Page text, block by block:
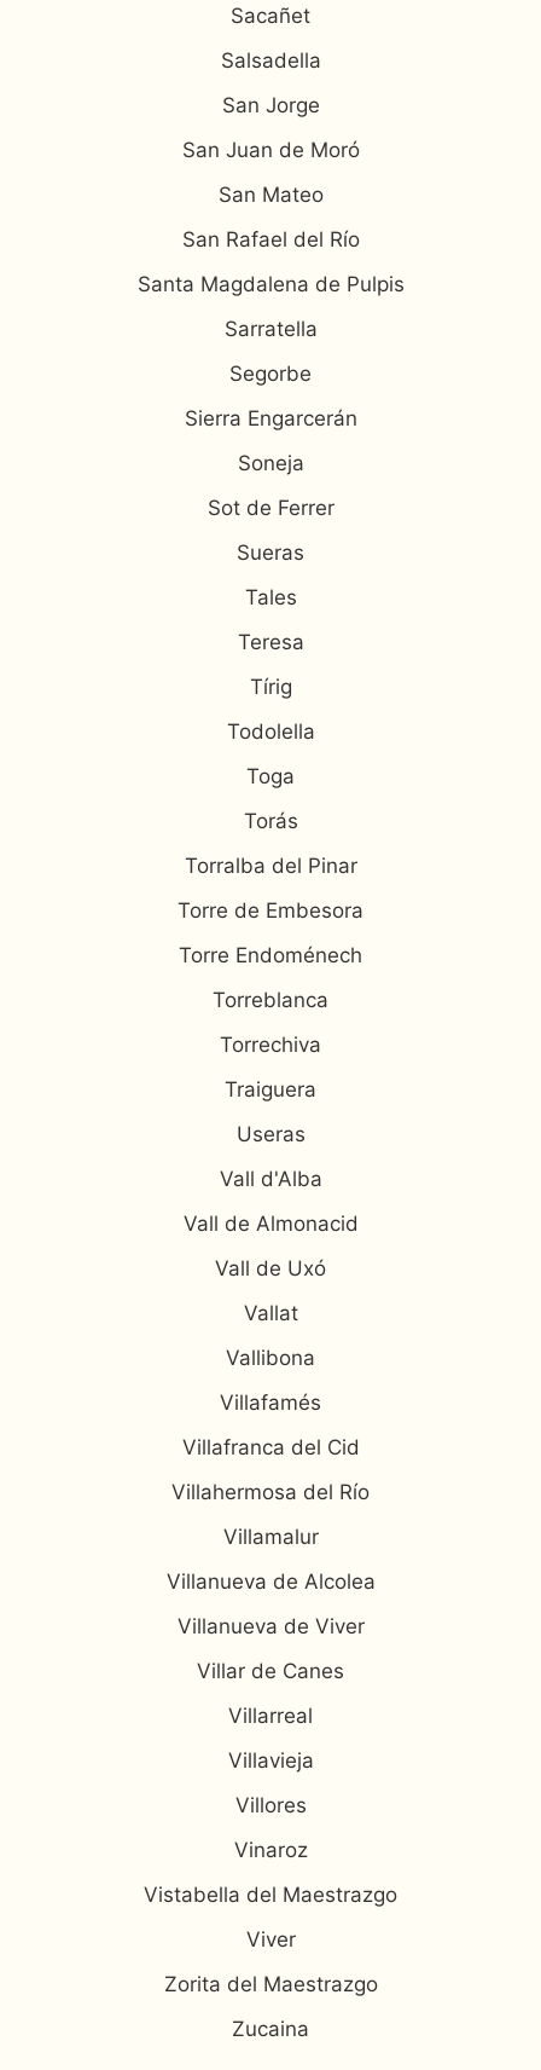
Sacañet
Salsadella
San Jorge
San Juan de Moró
San Mateo
San Rafael del Río
Santa Magdalena de Pulpis
Sarratella
Segorbe
Sierra Engarcerán
Soneja
Sot de Ferrer
Sueras
Tales
Teresa
Tírig
Todolella
Toga
Torás
Torralba del Pinar
Torre de Embesora
Torre Endoménech
Torreblanca
Torrechiva
Traiguera
Useras
Vall d'Alba
Vall de Almonacid
Vall de Uxó
Vallat
Vallibona
Villafamés
Villafranca del Cid
Villahermosa del Río
Villamalur
Villanueva de Alcolea
Villanueva de Viver
Villar de Canes
Villarreal
Villavieja
Villores
Vinaroz
Vistabella del Maestrazgo
Viver
Zorita del Maestrazgo
Zucaina